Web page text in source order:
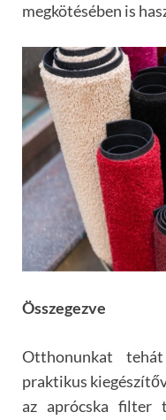
megkötésében is
Összegezve
Otthonunkat
praktikus
az aprócska filter